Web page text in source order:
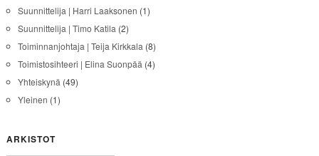
Suunnittelija | Harri Laaksonen (1)
Suunnittelija | Timo Katila (2)
Toiminnanjohtaja | Teija Kirkkala (8)
Toimistosihteeri | Elina Suonpää (4)
Yhteiskynä (49)
Yleinen (1)
ARKISTOT